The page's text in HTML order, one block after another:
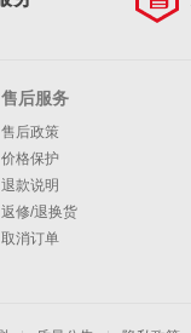
售后服务
售后政策
价格保护
退款说明
返修/退换货
取消订单